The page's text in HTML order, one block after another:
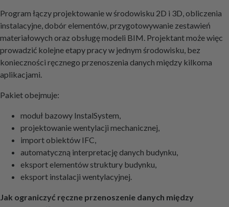
Program łączy projektowanie w środowisku 2D i 3D, obliczenia
instalacyjne, dobór elementów, przygotowywanie zestawień
materiałowych oraz obsługę modeli BIM. Projektant może więc
prowadzić kolejne etapy pracy w jednym środowisku, bez
konieczności ręcznego przenoszenia danych między kilkoma
aplikacjami.
Pakiet obejmuje:
moduł bazowy InstalSystem,
projektowanie wentylacji mechanicznej,
import obiektów IFC,
automatyczną interpretację danych budynku,
eksport elementów struktury budynku,
eksport instalacji wentylacyjnej.
Jak ograniczyć ręczne przenoszenie danych między